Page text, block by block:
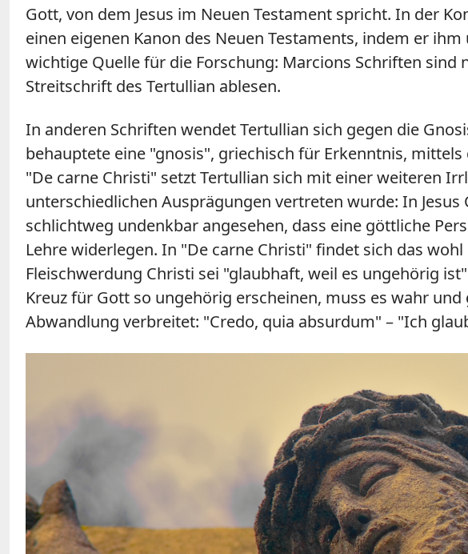
Gott, von dem Jesus im Neuen Testament spricht. In der
einen eigenen Kanon des Neuen Testaments, indem er
wichtige Quelle für die Forschung: Marcions Schriften
Streitschrift des Tertullian ablesen.
In anderen Schriften wendet Tertullian sich gegen die
behauptete eine "gnosis", griechisch für Erkenntnis,
"De carne Christi" setzt Tertullian sich mit einer weiteren
unterschiedlichen Ausprägungen vertreten wurde: In
schlichtweg undenkbar angesehen, dass eine göttliche
Lehre widerlegen. In "De carne Christi" findet sich das
Fleischwerdung Christi sei "glaubhaft, weil es ungehörig
Kreuz für Gott so ungehörig erscheinen, muss es wahr
Abwandlung verbreitet: "Credo, quia absurdum" – "Ich